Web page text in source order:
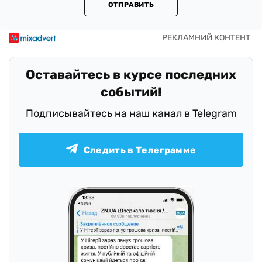
ОТПРАВИТЬ
Оставайтесь в курсе последних
событий!
Подписывайтесь на наш канал в Telegram
Следить в Телеграмме